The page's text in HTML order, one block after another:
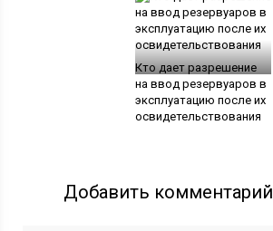
Кто дает разрешение
на ввод резервуаров в
эксплуатацию после их
освидетельствования
Добавить комментарий